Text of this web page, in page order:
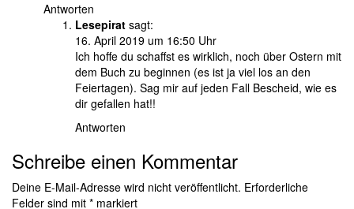
Antworten
Lesepirat sagt:
16. April 2019 um 16:50 Uhr
Ich hoffe du schaffst es wirklich, noch über Ostern mit
dem Buch zu beginnen (es ist ja viel los an den
Feiertagen). Sag mir auf jeden Fall Bescheid, wie es
dir gefallen hat!!
Antworten
Schreibe einen Kommentar
Deine E-Mail-Adresse wird nicht veröffentlicht. Erforderliche
Felder sind mit * markiert